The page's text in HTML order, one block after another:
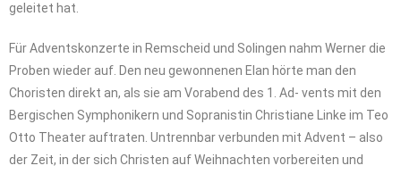
geleitet hat.
Für Adventskonzerte in Remscheid und Solingen nahm Werner die
Proben wieder auf. Den neu gewonnenen Elan hörte man den
Choristen direkt an, als sie am Vorabend des 1. Ad- vents mit den
Bergischen Symphonikern und Sopranistin Christiane Linke im Teo
Otto Theater auftraten. Untrennbar verbunden mit Advent – also
der Zeit, in der sich Christen auf Weihnachten vorbereiten und